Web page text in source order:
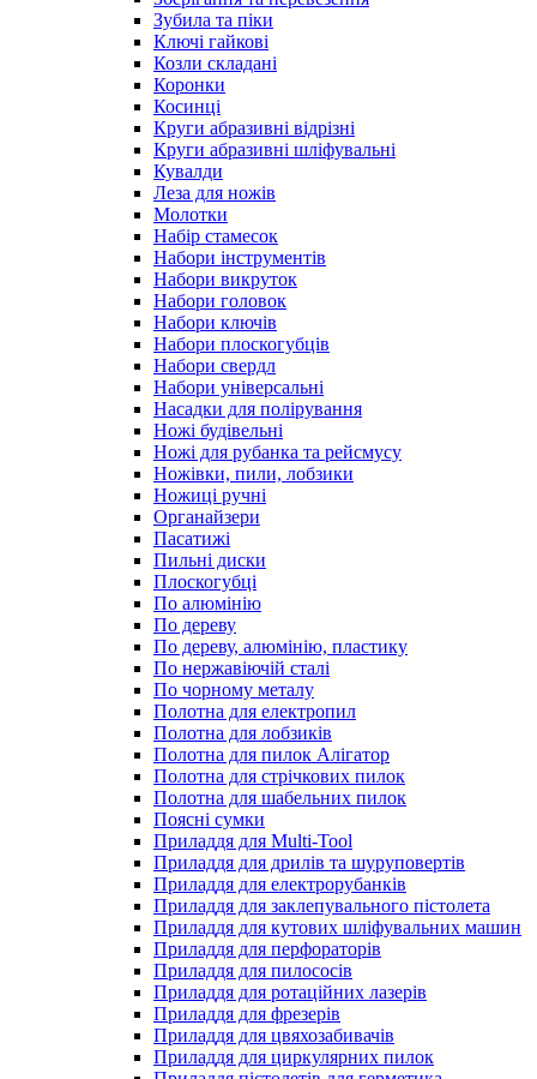
Зубила та піки
Ключі гайкові
Козли складані
Коронки
Косинці
Круги абразивні відрізні
Круги абразивні шліфувальні
Кувалди
Леза для ножів
Молотки
Набір стамесок
Набори інструментів
Набори викруток
Набори головок
Набори ключів
Набори плоскогубців
Набори свердл
Набори універсальні
Насадки для полірування
Ножі будівельні
Ножі для рубанка та рейсмусу
Ножівки, пили, лобзики
Ножиці ручні
Органайзери
Пасатижі
Пильні диски
Плоскогубці
По алюмінію
По дереву
По дереву, алюмінію, пластику
По нержавіючій сталі
По чорному металу
Полотна для електропил
Полотна для лобзиків
Полотна для пилок Алігатор
Полотна для стрічкових пилок
Полотна для шабельних пилок
Поясні сумки
Приладдя для Multi-Tool
Приладдя для дрилів та шуруповертів
Приладдя для електрорубанків
Приладдя для заклепувального пістолета
Приладдя для кутових шліфувальних машин
Приладдя для перфораторів
Приладдя для пилососів
Приладдя для ротаційних лазерів
Приладдя для фрезерів
Приладдя для цвяхозабивачів
Приладдя для циркулярних пилок